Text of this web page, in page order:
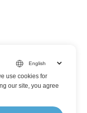
use cookies for
our site, you agree